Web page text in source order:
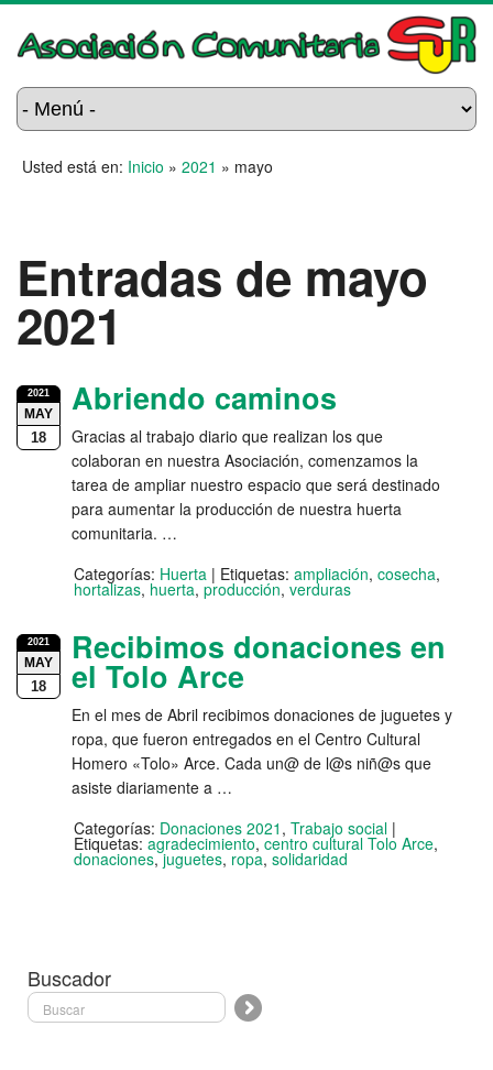
Usted está en: Inicio » 2021 » mayo
Entradas de mayo
2021
2021
MAY
18
Abriendo caminos
Gracias al trabajo diario que realizan los que
colaboran en nuestra Asociación, comenzamos la
tarea de ampliar nuestro espacio que será destinado
para aumentar la producción de nuestra huerta
comunitaria. …
Categorías: Huerta | Etiquetas: ampliación, cosecha,
hortalizas, huerta, producción, verduras
2021
MAY
18
Recibimos donaciones en
el Tolo Arce
En el mes de Abril recibimos donaciones de juguetes y
ropa, que fueron entregados en el Centro Cultural
Homero «Tolo» Arce. Cada un@ de l@s niñ@s que
asiste diariamente a …
Categorías: Donaciones 2021 , Trabajo social |
Etiquetas: agradecimiento, centro cultural Tolo Arce,
donaciones,juguetes, ropa, solidaridad
Buscador